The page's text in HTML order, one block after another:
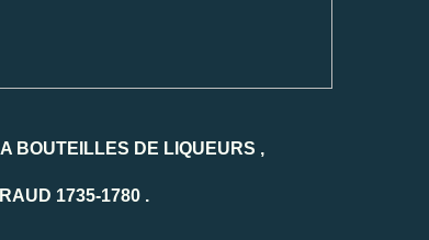
BOUTEILLES DE LIQUEURS ,
1735-1780 .